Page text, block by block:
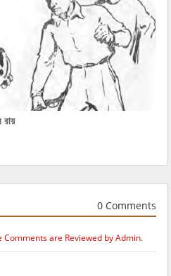
রায়
0 Comments
are Reviewed by Admin.